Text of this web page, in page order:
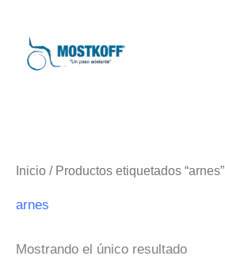
contenido
Inicio / Productos etiquetados “arnes”
arnes
Mostrando el único resultado